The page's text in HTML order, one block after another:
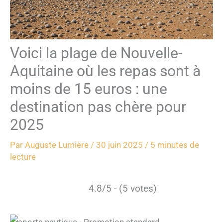
Voici la plage de Nouvelle-
Aquitaine où les repas sont à
moins de 15 euros : une
destination pas chère pour
2025
Par Auguste Lumière / 30 juin 2025 / 5 minutes de
lecture
4.8/5 - (5 votes)